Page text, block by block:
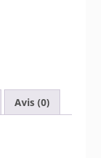
Avis (0)